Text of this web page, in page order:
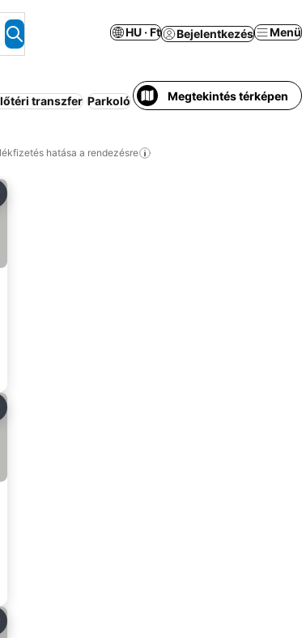
HU · Ft Bejelentkezés Menü
transzfer Parkoló Medence Rugalmas
Megtekintés térképen
hatása a rendezésre
a kedvencekhez
a kedvencekhez
a kedvencekhez